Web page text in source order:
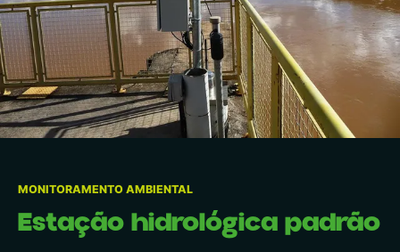
MONITORAMENTO AMBIENTAL
Estação hidrológica padrão